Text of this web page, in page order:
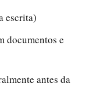
escrita)
documentos e
antes da